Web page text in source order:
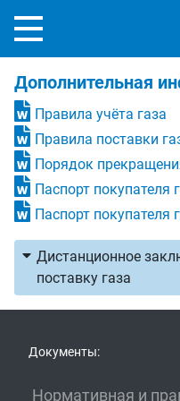
Дополнительная
Правила учёта газа
Правила поставки
Порядок
Паспорт покупателя
Паспорт покупателя
Дистанционное
поставку газа
Документы:
Нормативная и